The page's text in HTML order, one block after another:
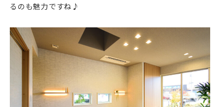
るのも魅力ですね♪